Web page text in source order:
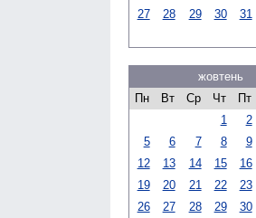
27
28 29 30 31
жовтень
Пн
Вт Ср Чт Пт
1
2
5
6 7 8 9
12
13 14 15 16
19
20 21 22 23
26
27 28 29 30